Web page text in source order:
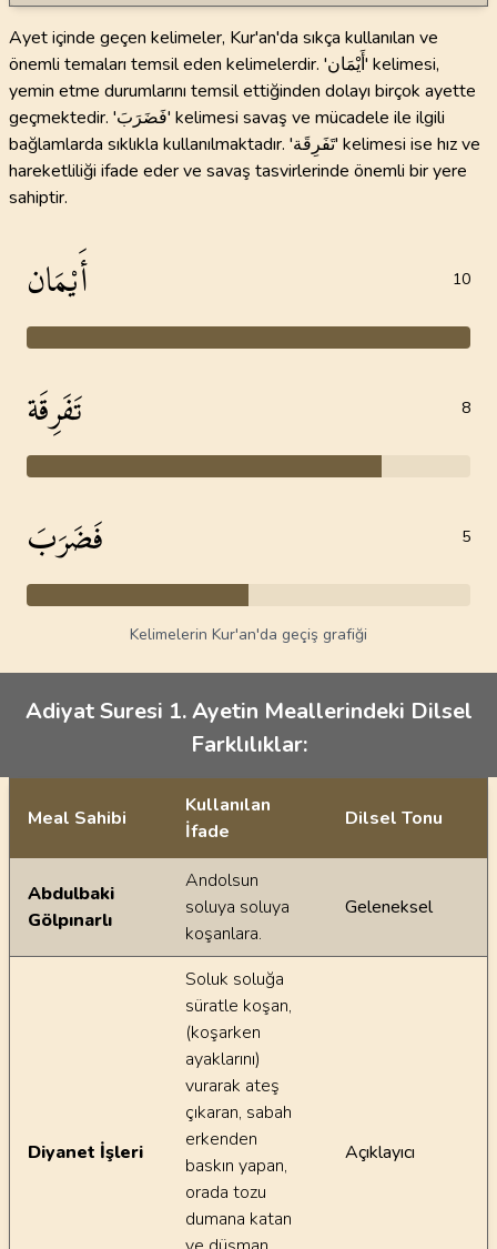
Ayet içinde geçen kelimeler, Kur'an'da sıkça kullanılan ve
önemli temaları temsil eden kelimelerdir. 'أَيْمَان' kelimesi,
yemin etme durumlarını temsil ettiğinden dolayı birçok ayette
geçmektedir. 'فَضَرَبَ' kelimesi savaş ve mücadele ile ilgili
bağlamlarda sıklıkla kullanılmaktadır. 'تَفَرِقَة' kelimesi ise hız ve
hareketliliği ifade eder ve savaş tasvirlerinde önemli bir yere
sahiptir.
أَيْمَان 10
تَفَرِقَة 8
فَضَرَبَ 5
Kelimelerin Kur'an'da geçiş grafiği
Adiyat Suresi 1. Ayetin Meallerindeki Dilsel
Farklılıklar:
Ayetin meallerindeki dilsel farklılıklar
Meal Sahibi
Kullanılan
İfade
Dilsel Tonu
Abdulbaki
Gölpınarlı
Andolsun
soluya soluya
koşanlara.
Geleneksel
Diyanet İşleri
Soluk soluğa
süratle koşan,
(koşarken
ayaklarını)
vurarak ateş
çıkaran, sabah
erkenden
baskın yapan,
orada tozu
dumana katan
Açıklayıcı